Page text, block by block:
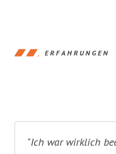
ERFAHRUNGEN
"Ich war wirklich